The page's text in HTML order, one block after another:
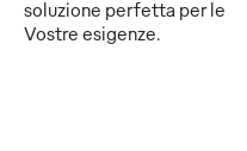
soluzione perfetta per le
Vostre esigenze.